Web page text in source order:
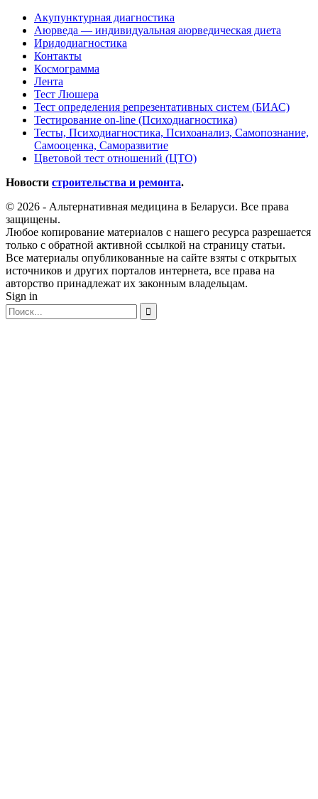
Акупунктурная диагностика
Аюрведа — индивидуальная аюрведическая диета
Иридодиагностика
Контакты
Космограмма
Лента
Тест Люшера
Тест определения репрезентативных систем (БИАС)
Тестирование on-line (Психодиагностика)
Тесты, Психодиагностика, Психоанализ, Самопознание,
Самооценка, Саморазвитие
Цветовой тест отношений (ЦТО)
Новости строительства и ремонта.
© 2026 - Альтернативная медицина в Беларуси. Все права
защищены.
Любое копирование материалов с нашего ресурса разрешается
только с обратной активной ссылкой на страницу статьи.
Все материалы опубликованные на сайте взяты с открытых
источников и других порталов интернета, все права на
авторство принадлежат их законным владельцам.
Sign in